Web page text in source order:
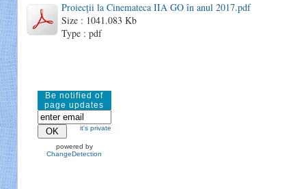
Proiecții la Cinemateca IIA GO în anul 2017.pdf
Size : 1041.083 Kb
Type : pdf
Be notified of
page updates
it's private
powered by
ChangeDetection